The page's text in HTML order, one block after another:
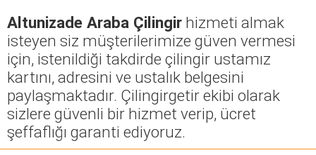
Altunizade Araba Çilingir hizmeti almak
isteyen siz müşterilerimize güven vermesi
için, istenildiği takdirde çilingir ustamız
kartını, adresini ve ustalık belgesini
paylaşmaktadır. Çilingirgetir ekibi olarak
sizlere güvenli bir hizmet verip, ücret
şeffaflığı garanti ediyoruz.